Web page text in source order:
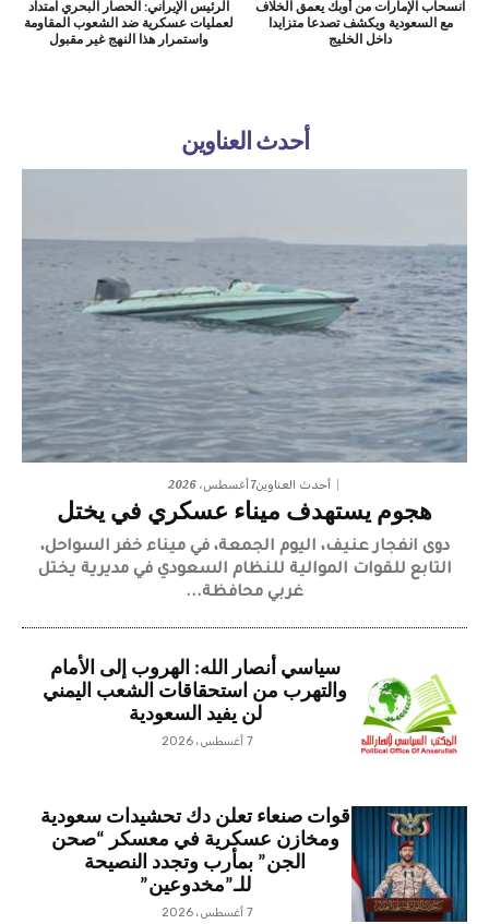
الرئيس الإيراني: الحصار البحري امتداد
لعمليات عسكرية ضد الشعوب المقاومة
واستمرار هذا النهج غير مقبول
انسحاب الإمارات من أوبك يعمق الخلاف
مع السعودية ويكشف تصدعا متزايدا
داخل الخليج
أحدث العناوين
أحدث العناوين7 أغسطس، 2026
هجوم يستهدف ميناء عسكري في يختل
دوى انفجار عنيف، اليوم الجمعة، في ميناء خفر السواحل،
التابع للقوات الموالية للنظام السعودي في مديرية يختل
غربي محافظة...
سياسي أنصار الله: الهروب إلى الأمام
والتهرب من استحقاقات الشعب اليمني
لن يفيد السعودية
7 أغسطس، 2026
قوات صنعاء تعلن دك تحشيدات سعودية
ومخازن عسكرية في معسكر “صحن
الجن” بمأرب وتجدد النصيحة
للـ”مخدوعين”
7 أغسطس، 2026